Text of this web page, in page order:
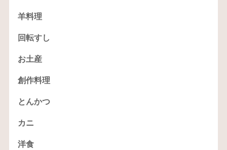
羊料理
回転すし
お土産
創作料理
とんかつ
カニ
洋食